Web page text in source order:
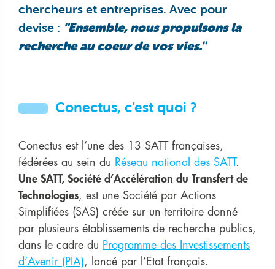
chercheurs et entreprises. Avec pour
devise : "Ensemble, nous propulsons la
recherche au coeur de vos vies."
Conectus, c’est quoi ?
Conectus est l’une des 13 SATT françaises,
fédérées au sein du Réseau national des SATT.
Une SATT, Société d’Accélération du Transfert de
Technologies, est une Société par Actions
Simplifiées (SAS) créée sur un territoire donné
par plusieurs établissements de recherche publics,
dans le cadre du Programme des Investissements
d’Avenir (PIA), lancé par l’Etat français.